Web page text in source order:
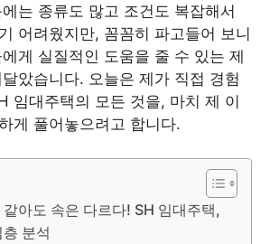
는 종류도 많고 조건도 복잡해서
어려웠지만, 꼼꼼히 파고들어 보니
게 실질적인 도움을 줄 수 있는 제
았습니다. 오늘은 제가 직접 경험
임대주택의 모든 것을, 마치 제 이
게 풀어놓으려고 합니다.
같아도 속은 다르다! SH 임대주택,
분석